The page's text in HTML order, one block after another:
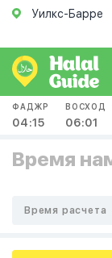
Уилкс-Барре
ФАДЖР
04:15
ВОСХОД
06:01
Время
Время расчета